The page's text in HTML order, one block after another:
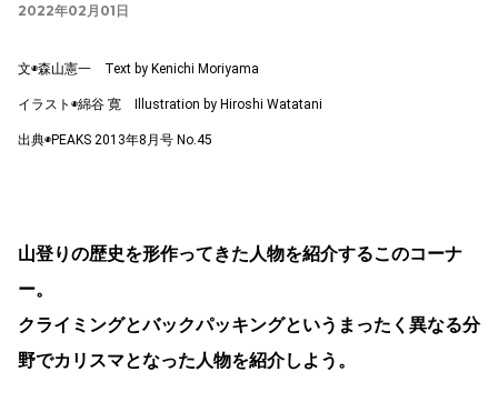
2022年02月01日
文◉森山憲一 Text by Kenichi Moriyama
イラスト◉綿谷 寛 Illustration by Hiroshi Watatani
出典◉PEAKS 2013年8月号 No.45
山登りの歴史を形作ってきた人物を紹介するこのコーナ
ー。
クライミングとバックパッキングというまったく異なる分
野でカリスマとなった人物を紹介しよう。